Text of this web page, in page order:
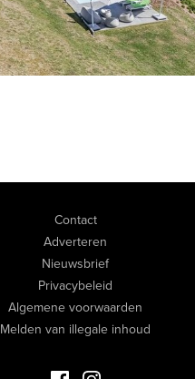
Contact
Adverteren
Nieuwsbrief
Privacybeleid
Algemene voorwaarden
Melden van illegale inhoud